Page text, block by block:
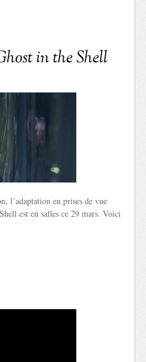
in the Shell
l’adaptation en prises de vue
est en salles ce 29 mars. Voici